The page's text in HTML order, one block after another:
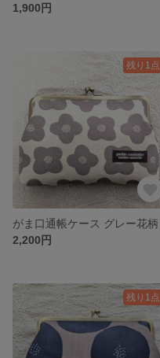
1,900円
残り1点
がま口通帳ケース グレー花柄
2,200円
残り1点